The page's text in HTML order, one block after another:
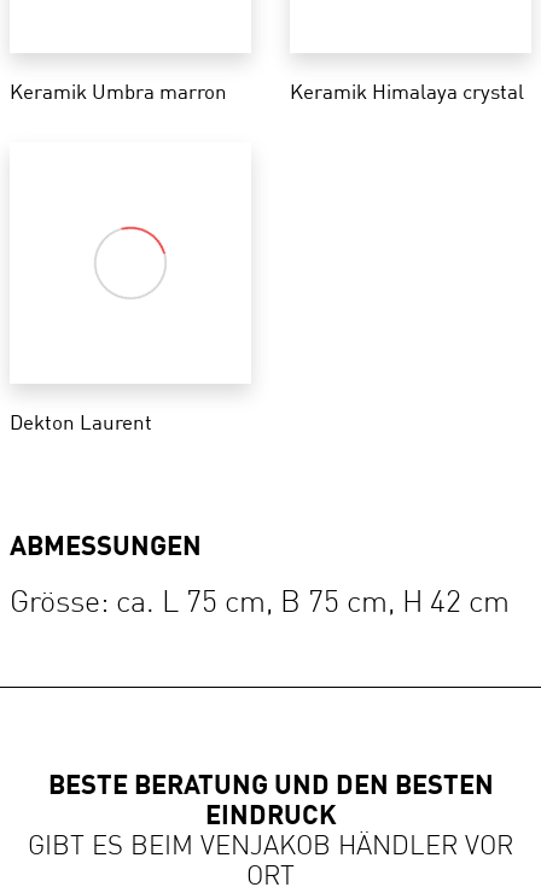
Keramik Umbra marron Keramik Himalaya crystal
Dekton Laurent
ABMESSUNGEN
Grösse: ca. L 75 cm, B 75 cm, H 42 cm
BESTE BERATUNG UND DEN BESTEN
EINDRUCK
GIBT ES BEIM VENJAKOB HÄNDLER VOR
ORT